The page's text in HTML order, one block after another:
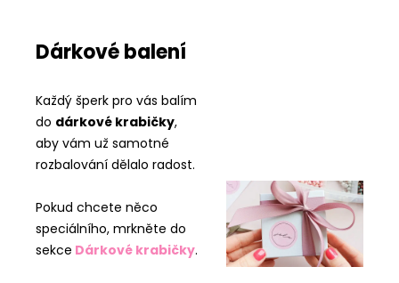
Dárkové balení
Každý šperk pro vás balím
do dárkové krabičky,
aby vám už samotné
rozbalování dělalo radost.
Pokud chcete něco
speciálního, mrkněte do
sekce Dárkové krabičky.